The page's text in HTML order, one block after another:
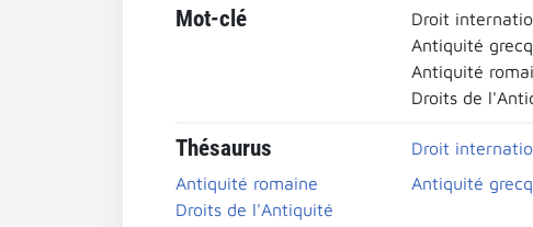
Mot-clé
Droit
Antiquité
Antiquité
Droits de
Thésaurus
Droit
Antiquité romaine
Antiquité
Droits de l'Antiquité